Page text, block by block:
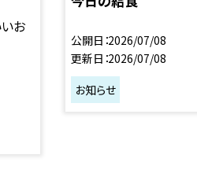
お
公開日 2026/07/08
更新日 2026/07/08
お知らせ